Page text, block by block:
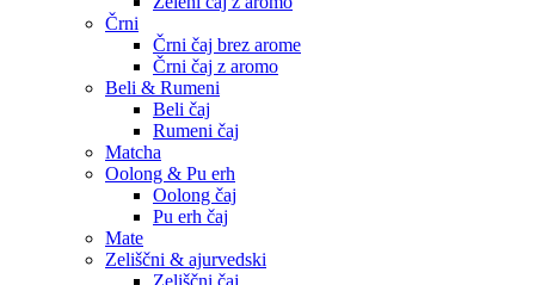
Črni
Črni čaj brez arome
Črni čaj z aromo
Beli & Rumeni
Beli čaj
Rumeni čaj
Matcha
Oolong & Pu erh
Oolong čaj
Pu erh čaj
Mate
Zeliščni & ajurvedski
Zeliščni čaj